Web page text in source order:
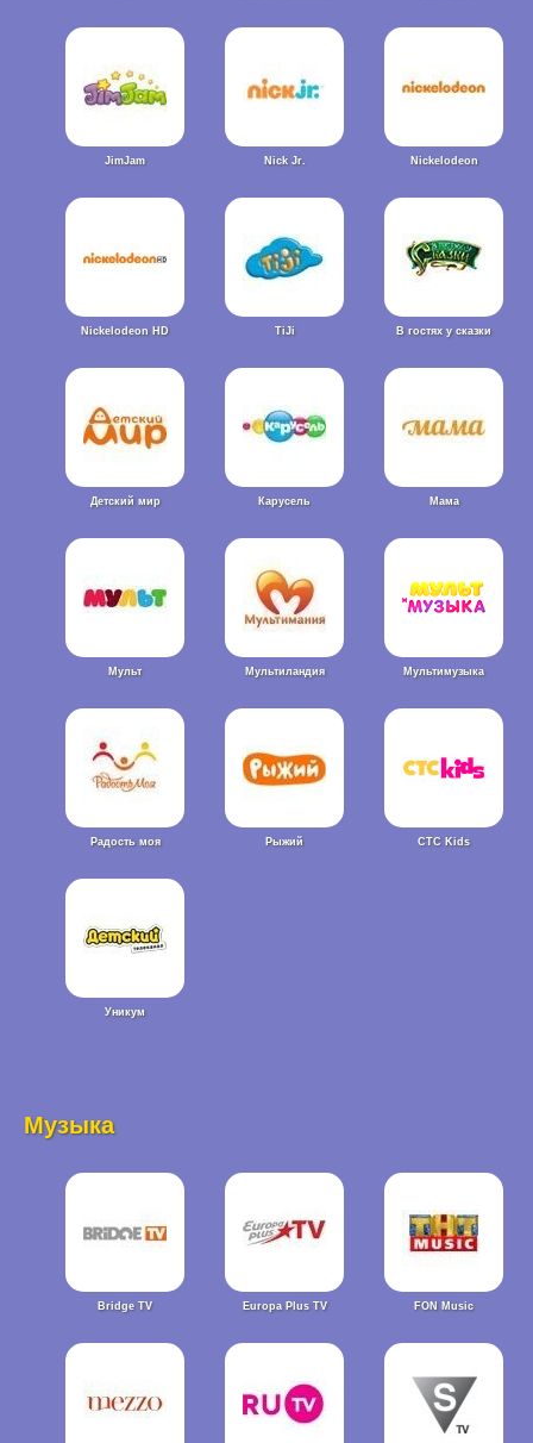
JimJam Nick Jr. Nickelodeon
Nickelodeon HD TiJi В гостях у сказки
Детский мир Карусель Мама
Мульт Мультиландия Мультимузыка
Радость моя Рыжий СТС Kids
Уникум
Музыка
Bridge TV Europa Plus TV FON Music